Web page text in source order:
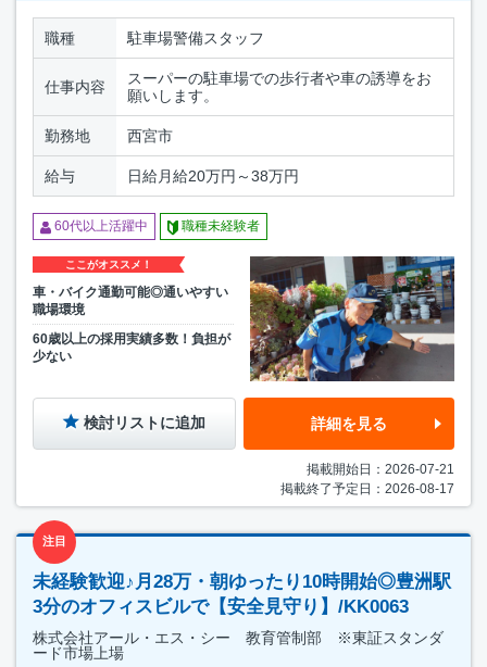
職種 駐車場警備スタッフ
仕事内容
スーパーの駐車場での歩行者や車の誘導をお
願いします。
勤務地 西宮市
給与 日給月給20万円～38万円
60代以上活躍中 職種未経験者
ここがオススメ！
車・バイク通勤可能◎通いやすい
職場環境
60歳以上の採用実績多数！負担が
少ない
検討リストに追加 詳細を見る
掲載開始日：2026-07-21
掲載終了予定日：2026-08-17
注目
未経験歓迎♪月28万・朝ゆったり10時開始◎豊洲駅
3分のオフィスビルで【安全見守り】/KK0063
株式会社アール・エス・シー 教育管制部 ※東証スタンダ
ード市場上場